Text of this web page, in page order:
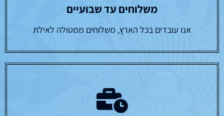
משלוחים עד שבועיים
אנו עובדים בכל הארץ, משלוחים ממטולה לאילת